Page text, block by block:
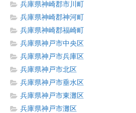
兵庫県神崎郡市川町
兵庫県神崎郡神河町
兵庫県神崎郡福崎町
兵庫県神戸市中央区
兵庫県神戸市兵庫区
兵庫県神戸市北区
兵庫県神戸市垂水区
兵庫県神戸市東灘区
兵庫県神戸市灘区